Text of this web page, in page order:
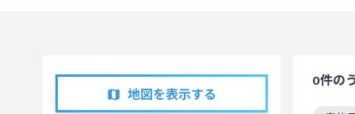
地図を表示する
0件の